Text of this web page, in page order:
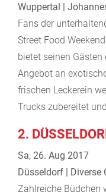
Wuppertal |
Fans der
Street Food
bietet seinen
Angebot an
frischen Leckerein
Trucks zubereitet
2.
Sa, 26. Aug 2017
Düsseldorf | Diverse
Zahlreiche Büdchen